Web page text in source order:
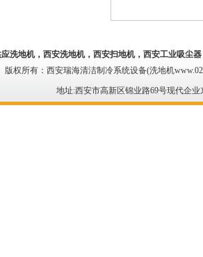
洗地机，西安洗地机， 西安扫地机，西安工业吸尘
版权所有：西安瑞海清洁制冷系统设备(洗地机
地址:西安市高新区锦业路69号现代企